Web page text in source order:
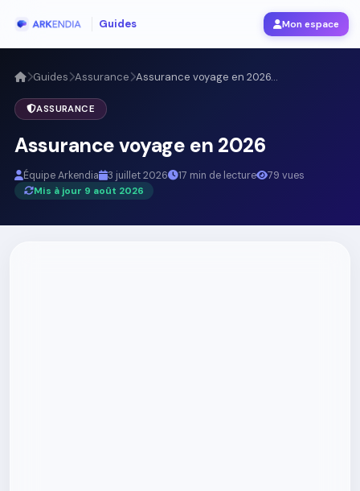
Guides Mon espace
Guides Assurance Assurance voyage en 2026...
ASSURANCE
Assurance voyage en 2026
Équipe Arkendia 3 juillet 2026 17 min de lecture
79 vues
Mis à jour 9 août 2026